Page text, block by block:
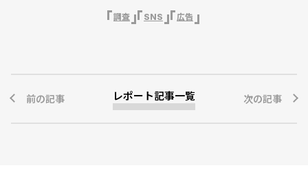
調査 SNS 広告
前の記事 レポート記事一覧 次の記事